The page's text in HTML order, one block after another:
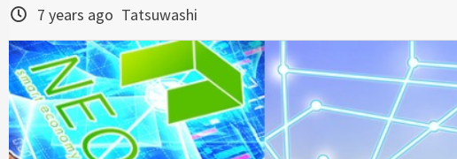
7 years ago Tatsuwashi